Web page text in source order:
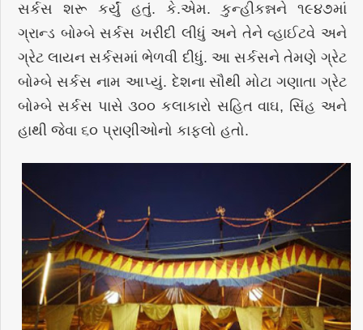
સર્કસ શરૂ કર્યું હતું. કે.એમ. કુન્હીકન્નને ૧૯૪૭માં
ગ્રાન્ડ બોમ્બે સર્કસ ખરીદી લીધું અને તેને વ્હાઈટવે અને
ગ્રેટ લાયન સર્કસમાં ભેળવી દીધું. આ સર્કસને તેમણે ગ્રેટ
બોમ્બે સર્કસ નામ આપ્યું. દેશના સૌથી મોટા ગણાતા ગ્રેટ
બોમ્બે સર્કસ પાસે ૩૦૦ કલાકારો સહિત વાઘ, સિંહ અને
હાથી જેવા ૬૦ પ્રાણીઓનો કાફલો હતો.